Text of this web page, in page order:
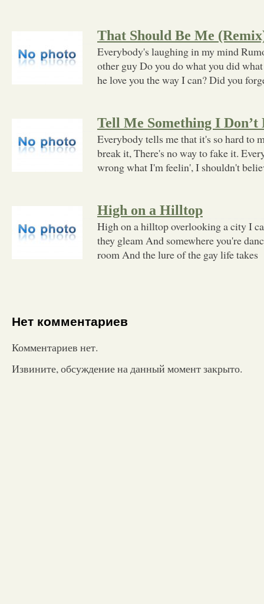
That Should Be Me
Everybody's laughing in my mind
other guy Do you do what you did
he love you the way I can? Did you
Tell Me Something I Don’t
Everybody tells me that it's so hard to
break it, There's no way to fake it.
wrong what I'm feelin', I shouldn't
High on a Hilltop
High on a hilltop overlooking a city I
they gleam And somewhere you're
room And the lure of the gay life takes
Нет комментариев
Комментариев нет.
Извините, обсуждение на данный момент закрыто.